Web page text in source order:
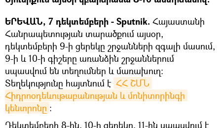
ԵՐԵՎԱՆ, 7 դեկտեմբերի - Sputnik. Հայաստանի
Հանրապետության տարածքում այսօր,
դեկտեմբերի 9-ի ցերեկը շրջանների զգալի մասում,
9-ի և 10-ի գիշերը առանձին շրջաններում
սպասվում են տեղումներ և մառախուղ։
Տեղեկությունը հայտնում է ՀՀ ՇՄՆ
Հիդրոօդեևութաբանության և մոնիտորինգի
կենտրոնը ։
Դեկտեմբերի 8-ին, 10-ի ցերեկը, 11-ին սպասվում է